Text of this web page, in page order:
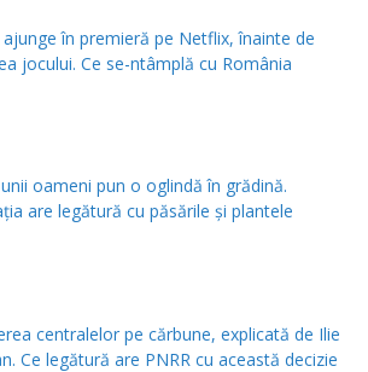
ajunge în premieră pe Netflix, înainte de
jocului. Ce se-ntâmplă cu România
oameni pun o oglindă în grădină.
are legătură cu păsările și plantele
centralelor pe cărbune, explicată de Ilie
Ce legătură are PNRR cu această decizie